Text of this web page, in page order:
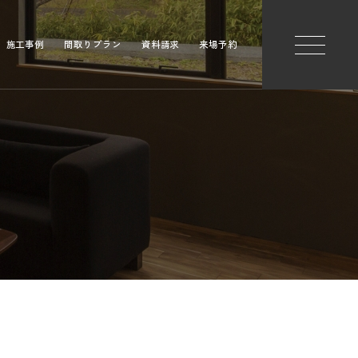
施工事例 間取りプラン 資料請求 来場予約